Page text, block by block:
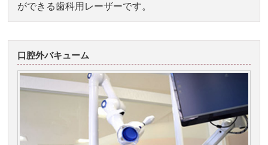
ができる歯科用レーザーです。
口腔外バキューム